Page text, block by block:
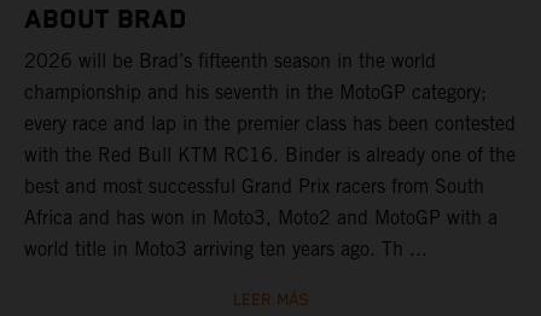
ABOUT BRAD
2026 will be Brad’s fifteenth season in the world
championship and his seventh in the MotoGP category;
every race and lap in the premier class has been contested
with the Red Bull KTM RC16. Binder is already one of the
best and most successful Grand Prix racers from South
Africa and has won in Moto3, Moto2 and MotoGP with a
world title in Moto3 arriving ten years ago. Th ...
LEER MÁS